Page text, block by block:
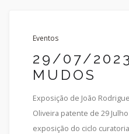
Eventos
29/07/
MUDOS
Exposição de João
Oliveira patente de 29
exposição do ciclo